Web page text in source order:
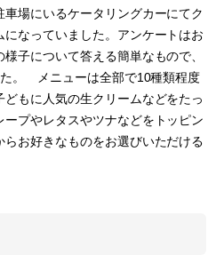
場にいるケータリングカーにてク
なっていました。アンケートはお
子について答える簡単なもので、
。 メニューは全部で10種類程度
もに人気の生クリームなどをたっ
プやレタスやツナなどをトッピン
お好きなものをお選びいただける